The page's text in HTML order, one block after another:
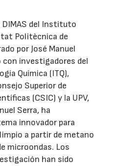
DIMAS del Instituto
Politècnica de
por José Manuel
con investigadores del
Química (ITQ),
Superior de
(CSIC) y la UPV,
Serra, ha
innovador para
a partir de metano
microondas. Los
han sido